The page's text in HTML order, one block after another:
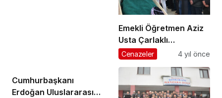
Emekli Öğretmen Aziz
Usta Çarlaklı
Mahallesi’nde
Cenazeler 4 yıl önce
Cumhurbaşkanı
Erdoğan Uluslararası